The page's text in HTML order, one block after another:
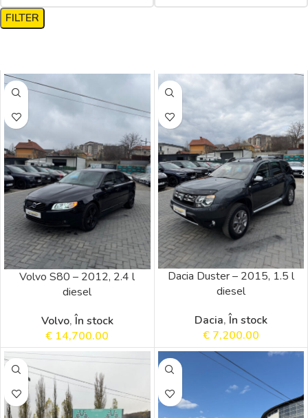
FILTER
Volvo S80 – 2012, 2.4 l
diesel
Volvo,În stock
€ 14,700.00
Dacia Duster – 2015, 1.5 l
diesel
Dacia,În stock
€7,200.00